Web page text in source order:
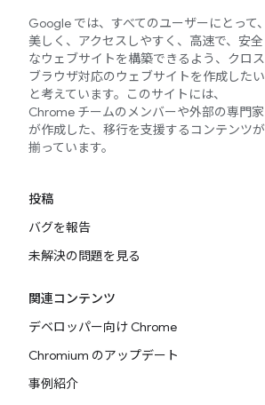
Google では、すべてのユーザーにとって、
美しく、アクセスしやすく、高速で、安全
なウェブサイトを構築できるよう、クロス
ブラウザ対応のウェブサイトを作成したい
と考えています。このサイトには、
Chrome チームのメンバーや外部の専門家
が作成した、移行を支援するコンテンツが
揃っています。
投稿
バグを報告
未解決の問題を見る
関連コンテンツ
デベロッパー向け Chrome
Chromium のアップデート
事例紹介